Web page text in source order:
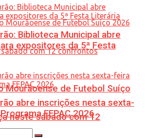
Mourãoense de Futebol Suíço
neste sábado com 12
Biblioteca Municipal abre
expositores da 5ª Festa
abre inscrições nesta sexta-
FEPAC 2026